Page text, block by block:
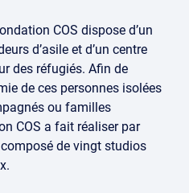
COS dispose d’un
d’asile et d’un centre
des réfugiés. Afin de
de ces personnes isolées
ou familles
COS a fait réaliser par
de vingt studios